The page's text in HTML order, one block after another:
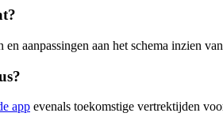
aanpassingen aan het schema inzien
app evenals toekomstige vertrektijden